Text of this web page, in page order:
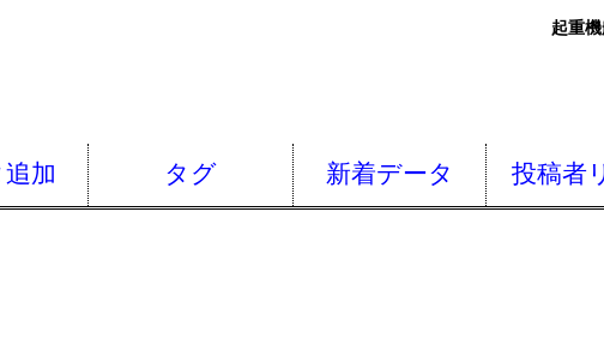
起重
加 タグ 新着データ 投稿者